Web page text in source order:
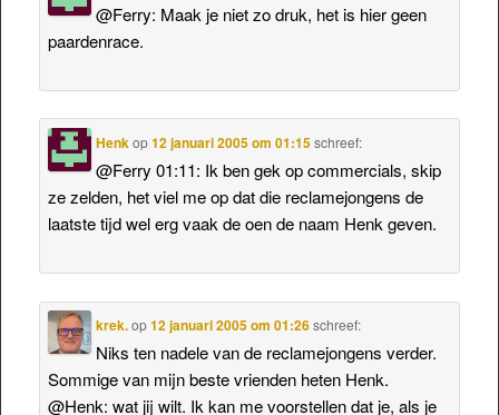
@Ferry: Maak je niet zo druk, het is hier geen
paardenrace.
Henkop12 januari 2005 om 01:15 schreef:
@Ferry 01:11: Ik ben gek op commercials, skip
ze zelden, het viel me op dat die reclamejongens de
laatste tijd wel erg vaak de oen de naam Henk geven.
krek.op12 januari 2005 om 01:26 schreef:
Niks ten nadele van de reclamejongens verder.
Sommige van mijn beste vrienden heten Henk.
@Henk: wat jij wilt. Ik kan me voorstellen dat je, als je